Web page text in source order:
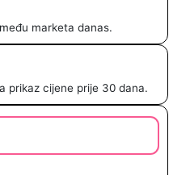
marketa danas.
prikaz cijene prije 30 dana.